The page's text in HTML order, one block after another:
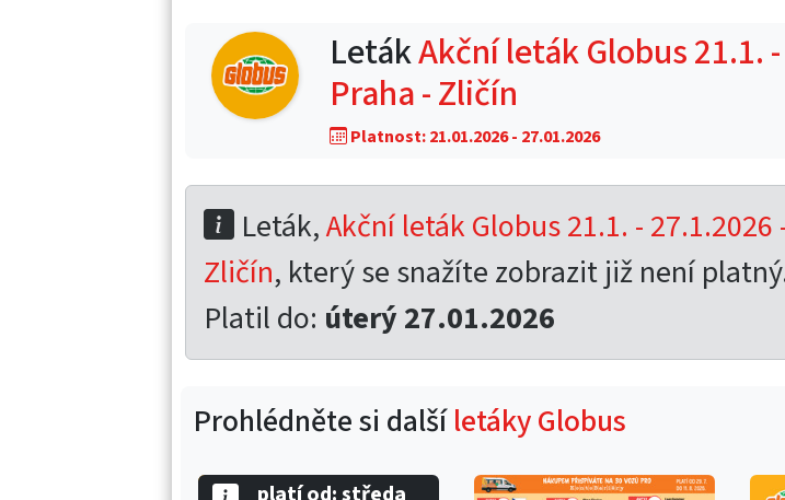
LetákAkční leták Globus 21.1.
Praha - Zličín
Platnost: 21.01.2026 - 27.01.2026
Leták,Akční leták Globus 21.1. - 27.1.2026
Zličín, který se snažíte zobrazit již není
Platil do: úterý 27.01.2026
Prohlédněte si dalšíletáky Globus